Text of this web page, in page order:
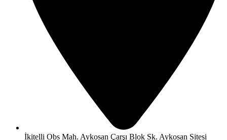
İkitelli Obs Mah. Aykosan Çarşı Blok Sk. Aykosan Sitesi